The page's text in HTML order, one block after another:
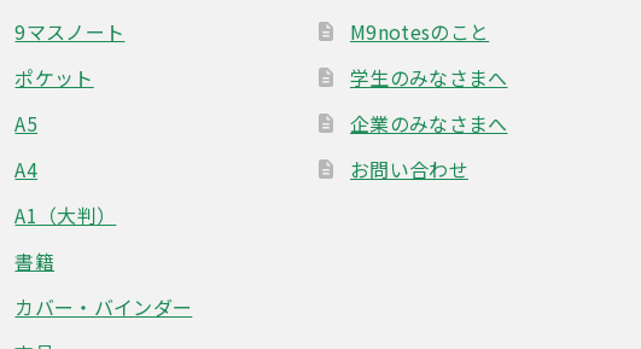
9マスノート
ポケット
A5
A4
A1（大判）
書籍
カバー・バインダー
M9notesのこと
学生のみなさまへ
企業のみなさまへ
お問い合わせ